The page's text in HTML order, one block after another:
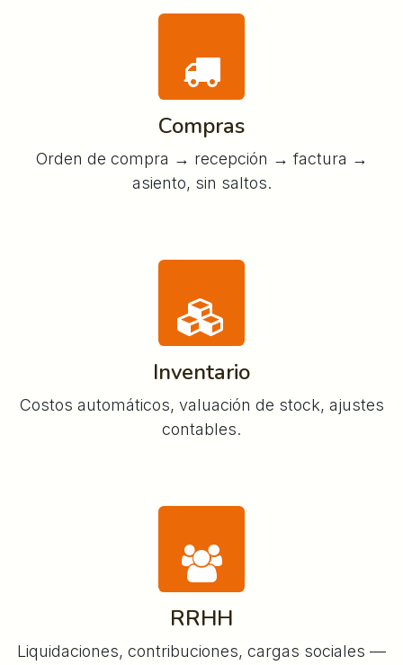
Compras
Orden de compra → recepción → factura →
asiento, sin saltos.
Inventario
Costos automáticos, valuación de stock, ajustes
contables.
RRHH
Liquidaciones, contribuciones, cargas sociales —